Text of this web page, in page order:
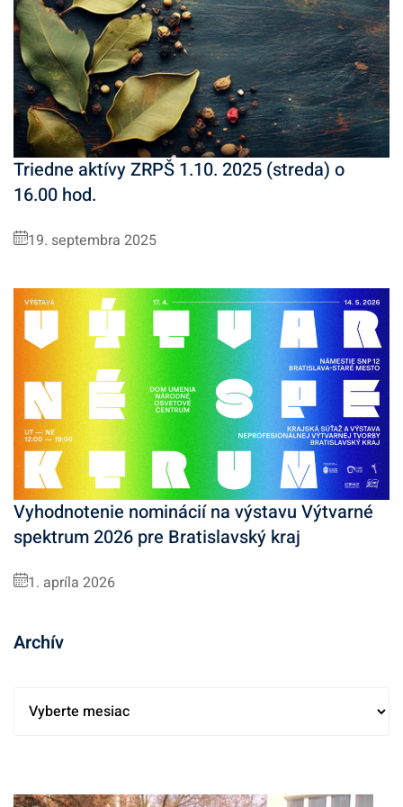
Triedne aktívy ZRPŠ 1.10. 2025 (streda) o
16.00 hod.
19. septembra 2025
Vyhodnotenie nominácií na výstavu Výtvarné
spektrum 2026 pre Bratislavský kraj
1. apríla 2026
Archív
í